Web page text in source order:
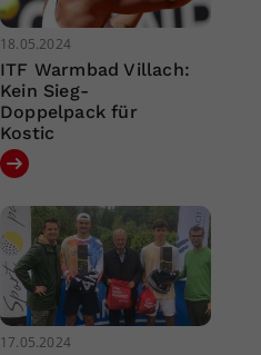
18.05.2024
ITF Warmbad Villach:
Kein Sieg-
Doppelpack für
Kostic
17.05.2024